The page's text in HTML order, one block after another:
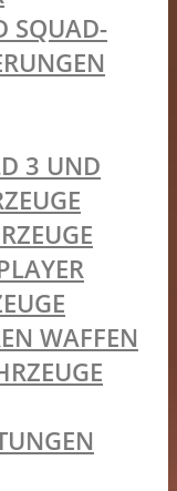
SQUAD-
3 UND
WAFFEN